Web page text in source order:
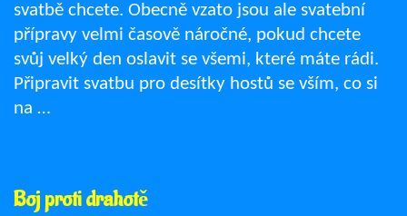
svatbě chcete. Obecně vzato jsou ale svatební
přípravy velmi časově náročné, pokud chcete
svůj velký den oslavit se všemi, které máte rádi.
Připravit svatbu pro desítky hostů se vším, co si
na …
Boj proti drahotě